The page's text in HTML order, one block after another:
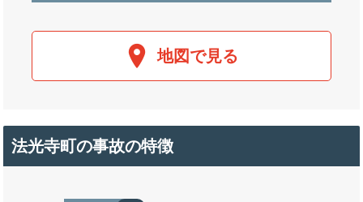
地図で見る
法光寺町の事故の特徴